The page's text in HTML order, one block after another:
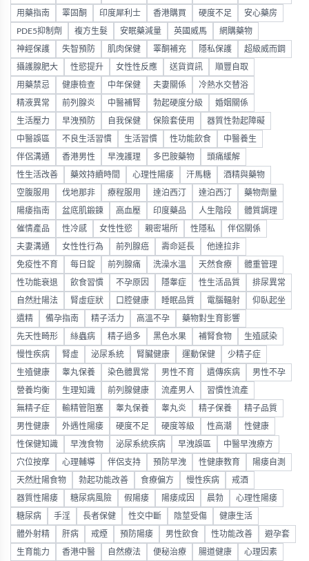
用藥指南 睪固酮 印度犀利士 香港購買 硬度不足 安心藥房
PDE5抑制劑 複方生髮 安眠藥減量 英國威馬 網購藥物
神經保護 失智預防 肌肉保健 睪酮補充 隱私保護 超級威而鋼
攝護腺肥大 性慾提升 女性性反應 送貨資訊 順豐自取
用藥禁忌 健康檢查 中年保健 夫妻關係 冷熱水交替浴
精液異常 前列腺炎 中醫補腎 勃起硬度分級 婚姻關係
生活壓力 早洩預防 自我保健 保險套使用 器質性勃起障礙
中醫誤區 不良生活習慣 生活習慣 性功能飲食 中醫養生
伴侶溝通 香港男性 早洩護理 多巴胺藥物 頭痛緩解
性生活改善 藥效持續時間 心理性陽痿 汗馬糖 酒精與藥物
空腹服用 伐地那非 療程服用 達泊西汀 達泊西汀 藥物劑量
陽痿指南 盆底肌鍛鍊 高血壓 印度藥品 人生階段 體質調理
催情產品 性冷感 女性性慾 親密場所 性隱私 伴侶關係
夫妻溝通 女性性行為 前列腺癌 壽命延長 他達拉非
免疫性不育 每日錠 前列腺痛 洗澡水溫 天然食療 體重管理
性功能衰退 飲食習慣 不孕原因 隱睾症 性生活品質 排尿異常
自然壯陽法 腎虛症狀 口腔健康 睡眠品質 電腦輻射 仰臥起坐
遺精 備孕指南 精子活力 高溫不孕 藥物對生育影響
先天性畸形 絲蟲病 精子過多 黑色水果 補腎食物 生殖感染
慢性疾病 腎虛 泌尿系統 腎臟健康 運動保健 少精子症
生殖健康 睾丸保養 染色體異常 男性不育 遺傳疾病 男性不孕
營養均衡 生理知識 前列腺健康 流產男人 習慣性流產
無精子症 輸精管阻塞 睾丸保養 睾丸炎 精子保養 精子品質
男性健康 外遇性陽痿 硬度不足 硬度等級 性高潮 性健康
性保健知識 早洩食物 泌尿系統疾病 早洩誤區 中醫早洩療方
穴位按摩 心理輔導 伴侶支持 預防早洩 性健康教育 陽痿自測
天然壯陽食物 勃起功能改善 食療偏方 慢性疾病 戒酒
器質性陽痿 糖尿病風險 假陽痿 陽痿成因 晨勃 心理性陽痿
糖尿病 手淫 長者保健 性交中斷 陰莖受傷 健康生活
體外射精 肝病 戒煙 預防陽痿 男性飲食 性功能改善 避孕套
生育能力 香港中醫 自然療法 便秘治療 腸道健康 心理因素